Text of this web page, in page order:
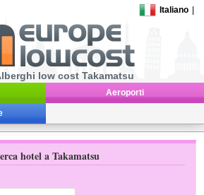
Italiano
low cost Takamatsu
Aeroporti
hotel a Takamatsu